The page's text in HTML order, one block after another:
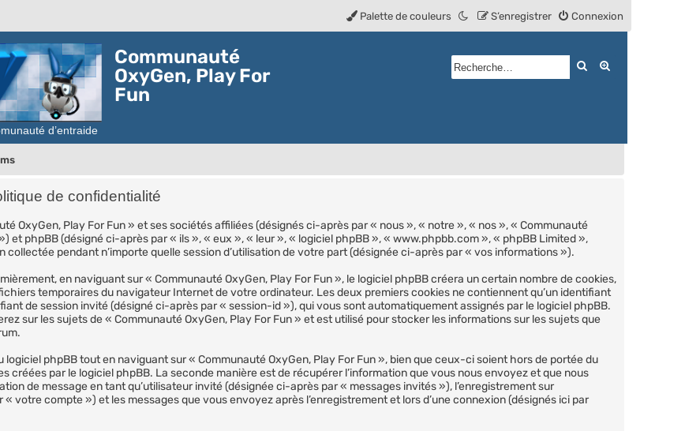
Connexion
S’enregistrer
Palette de couleurs
Communauté
OxyGen, Play For
Fun
Rechercher
de confidentialité
OxyGen, Play For Fun » et ses sociétés affiliées (désignés ci-après par « nous », « notre », « nos », « Communauté
phpBB (désigné ci-après par « ils », « eux », « leur », « logiciel phpBB », « www.phpbb.com », « phpBB Limited »,
collectée pendant n’importe quelle session d’utilisation de votre part (désignée ci-après par « vos informations »).
en naviguant sur « Communauté OxyGen, Play For Fun », le logiciel phpBB créera un certain nombre de cookies,
temporaires du navigateur Internet de votre ordinateur. Les deux premiers cookies ne contiennent qu’un identifiant
de session invité (désigné ci-après par « session-id »), qui vous sont automatiquement assignés par le logiciel phpBB.
sur les sujets de « Communauté OxyGen, Play For Fun » et est utilisé pour stocker les informations sur les sujets que
phpBB tout en naviguant sur « Communauté OxyGen, Play For Fun », bien que ceux-ci soient hors de portée du
créées par le logiciel phpBB. La seconde manière est de récupérer l’information que vous nous envoyez et que nous
de message en tant qu’utilisateur invité (désignée ci-après par « messages invités »), l’enregistrement sur
votre compte ») et les messages que vous envoyez après l’enregistrement et lors d’une connexion (désignés ici par